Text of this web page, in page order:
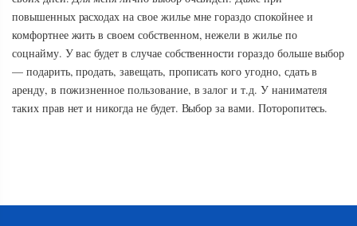
повышенных расходах на свое жилье мне гораздо спокойнее и
комфортнее жить в своем собственном, нежели в жилье по
соцнайму. У вас будет в случае собственности гораздо больше выбор
— подарить, продать, завещать, прописать кого угодно, сдать в
аренду, в пожизненное пользование, в залог и т.д. У нанимателя
таких прав нет и никогда не будет. Выбор за вами. Поторопитесь.